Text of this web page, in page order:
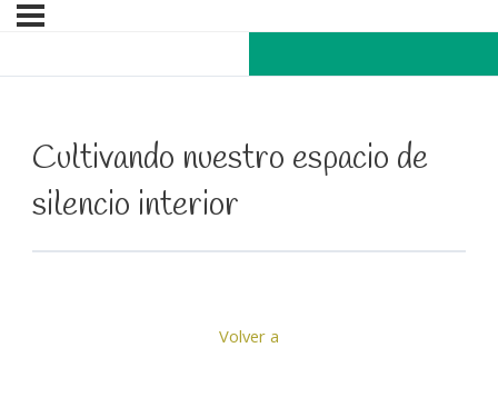
Cultivando nuestro espacio de
silencio interior
Volver a